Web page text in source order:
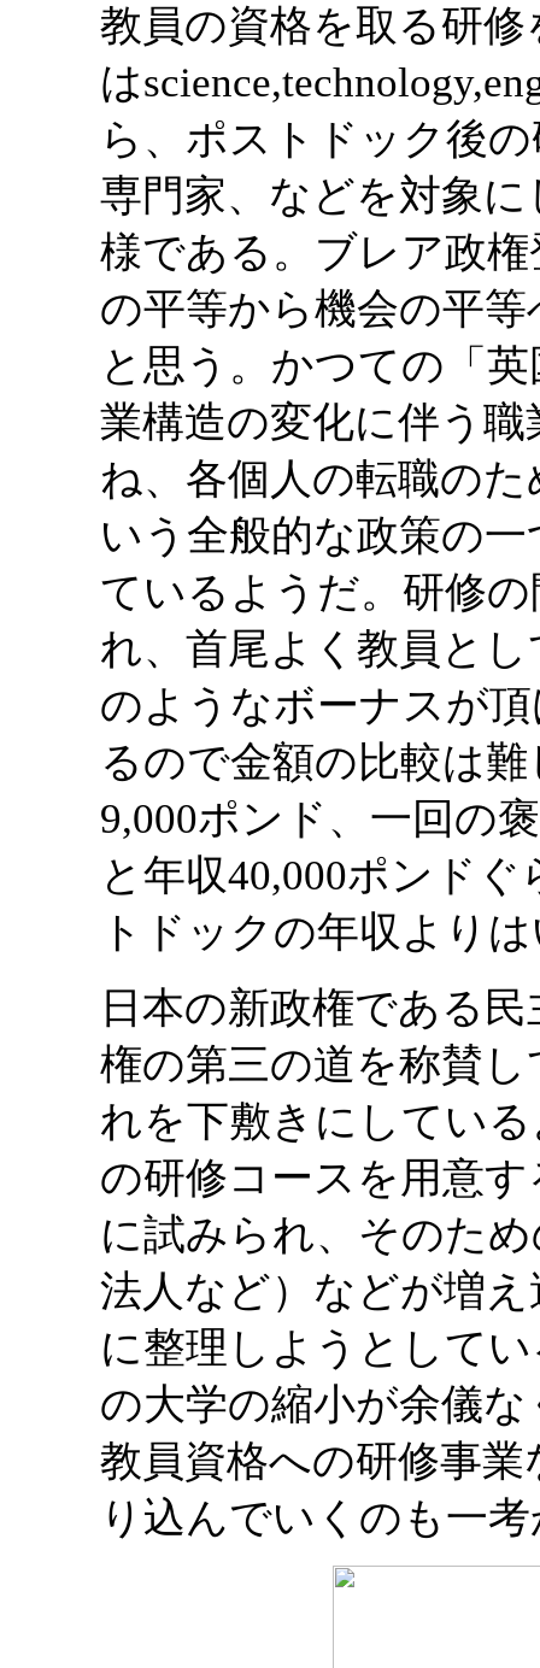
教員の資格を取る研
は
ら、ポストドック後
専門家、などを対象
様である。ブレア政
の平等から機会の平
と思う。かつての「
業構造の変化に伴う
ね、各個人の転職の
いう全般的な政策の
ているようだ。研修
れ、首尾よく教員と
のようなボーナスが
るので金額の比較は
9,000ポンド、一回の
と年収40,000ポンド
トドックの年収より
日本の新政権である
権の第三の道を称賛
れを下敷きにしてい
の研修コースを用意
に試みられ、そのた
法人など）などが増
に整理しようとして
の大学の縮小が余儀
教員資格への研修事
り込んでいくのも一